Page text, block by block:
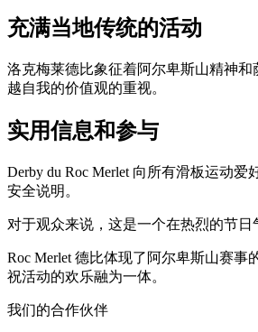
充满当地传统的活动
洛克梅莱德比象征着阿尔卑斯山精神
越自我的价值观的重视。
实用信息和参与
Derby du Roc Merlet 向所有滑板运动
安全说明。
对于观众来说，这是一个在热烈的节
Roc Merlet 德比体现了阿尔卑斯山赛
祝活动的欢乐融为一体。
我们的合作伙伴